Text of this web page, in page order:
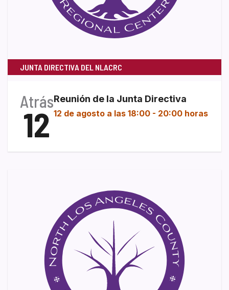
JUNTA DIRECTIVA DEL NLACRC
Atrás
12
Reunión de la Junta Directiva
12 de agosto a las 18:00 - 20:00 horas